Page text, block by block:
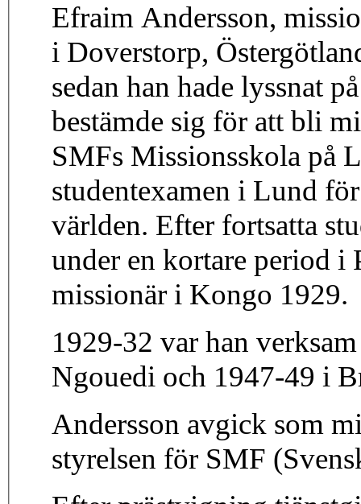
Efraim Andersson,
i Doverstorp,
sedan han hade lyssnat
bestämde sig för att bli
SMFs Missionsskola på
studentexamen i Lund
världen. Efter fortsatta
under en kortare period i
missionär i Kongo 1929.
1929-32 var han
Ngouedi och 1947-49 i
Andersson avgick som
styrelsen för SMF